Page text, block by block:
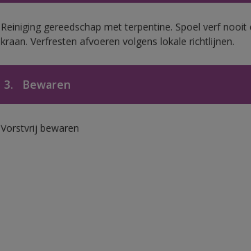
Reiniging gereedschap met terpentine. Spoel verf
kraan. Verfresten afvoeren volgens lokale richtlijnen.
3. Bewaren
Vorstvrij bewaren